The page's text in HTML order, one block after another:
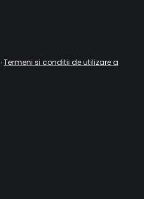
·Termeni si conditii de utilizare a